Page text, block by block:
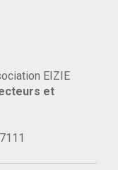
EIZIE
et